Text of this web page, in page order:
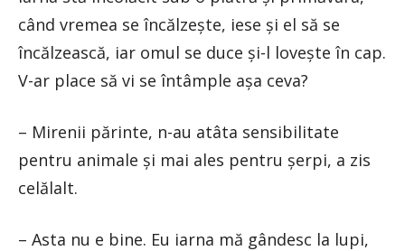
când vremea se încălzește, iese și el să se
încălzească, iar omul se duce și-l lovește în cap.
V-ar place să vi se întâmple așa ceva?
– Mirenii părinte, n-au atâta sensibilitate
pentru animale și mai ales pentru șerpi, a zis
celălalt.
– Asta nu e bine. Eu iarna mă gândesc la lupi,